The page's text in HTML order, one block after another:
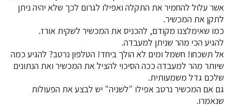
אשר עלול להחמיר את התקלה ואפילו לגרום לכך שלא יהיה ניתן
לתקן את המכשיר.
כמו שאימלצנו מקודם, להכניס את המכשיר לשקית אורז.
להגיע הכי מהר שניתן למעבדה.
אל תשכחו! חשמל ומים לא הולך ביחד! הטלפון נרטב? להגיע כמה
שיותר מהר למעבדה ככה הסיכוי להציל את המכשיר ואת הנתונים
שלכם גדל משמעותית.
גם אם המכשיר נרטב אפילו "לשניה" יש לבצע את הפעולות
שנאמרו.